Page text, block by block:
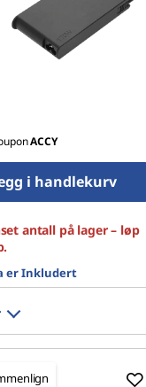
ACCY
i handlekurv
antall på lager – løp
er Inkludert